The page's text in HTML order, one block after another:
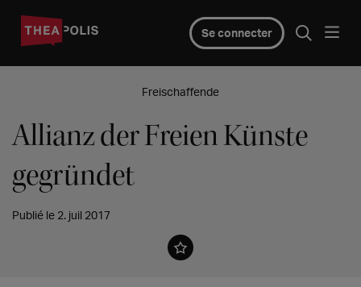
Se connecter
Freischaffende
Allianz der Freien Künste
gegründet
Publié le 2. juil 2017